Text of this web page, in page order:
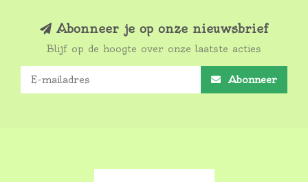
Abonneer je op onze nieuwsbrief
Blijf op de hoogte over onze laatste acties
Abonneer